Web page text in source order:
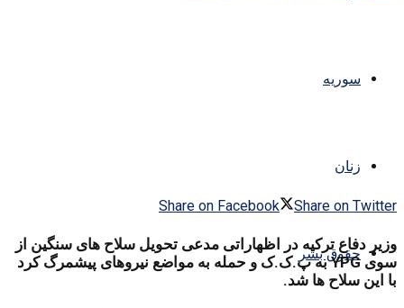
سوریه
زنان
حقوق بشر
Share on Facebook Share on Twitter
وزیر دفاع ترکیه در اظهاراتی مدعی تحویل سلاح های سنگین از
سوی YPG به پ.ک.ک و حمله به مواضع نیروهای پیشمرگ کرد
با این سلاح ها شد.